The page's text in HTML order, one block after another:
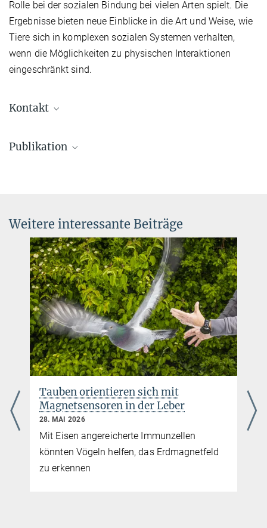
Rolle bei der sozialen Bindung bei vielen Arten spielt. Die
Ergebnisse bieten neue Einblicke in die Art und Weise, wie
Tiere sich in komplexen sozialen Systemen verhalten,
wenn die Möglichkeiten zu physischen Interaktionen
eingeschränkt sind.
Kontakt
Postdoktorandin
Dr. Vlad Demartsev
Postdoktorand
vdemartsev@ab.mpg.de
Carla Avolio
Referentin für Kommunikation und Medien
+49 176-77871256
cavolio@ab.mpg.de
Publikation
Source
DOI
Weitere interessante Beiträge
Tauben orientieren sich mit
Magnetsensoren in der Leber
28. MAI 2026
Mit Eisen angereicherte Immunzellen
könnten Vögeln helfen, das Erdmagnetfeld
zu erkennen